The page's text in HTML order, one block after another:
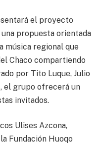
el proyecto
propuesta orientada
música regional que
Chaco compartiendo
por Tito Luque, Julio
el grupo ofrecerá un
invitados.
Ulises Azcona,
Fundación Huoqo